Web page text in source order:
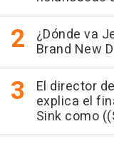
¿Dónde va
Brand New
El director
explica el
Sink como